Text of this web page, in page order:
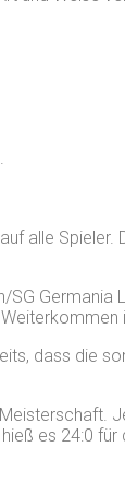
alle
Germania
dass die
es 24:0 für